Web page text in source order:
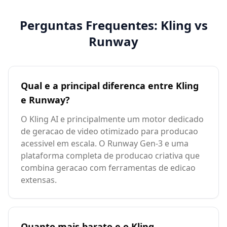
Perguntas Frequentes: Kling vs
Runway
Qual e a principal diferenca entre Kling
e Runway?
O Kling AI e principalmente um motor dedicado
de geracao de video otimizado para producao
acessivel em escala. O Runway Gen-3 e uma
plataforma completa de producao criativa que
combina geracao com ferramentas de edicao
extensas.